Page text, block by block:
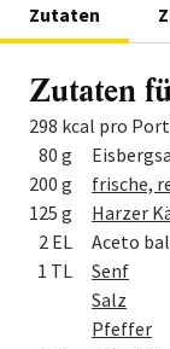
Zutaten
Zutaten
298 kcal pro
Menge
Zutat
80 g
200 g
frische,
125 g
Harzer
2 EL
Aceto
1 TL
Senf
Salz
Pfeffer